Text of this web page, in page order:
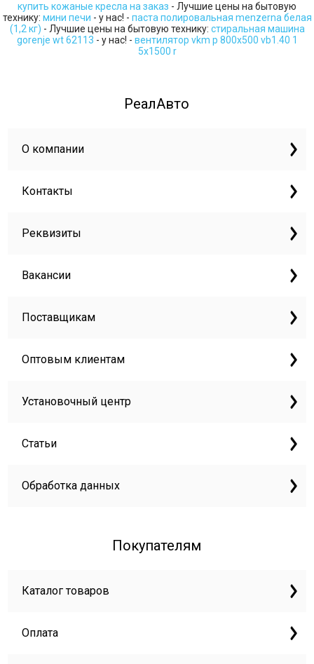
купить кожаные кресла на заказ - Лучшие цены на бытовую
технику: мини печи - у нас! - паста полировальная menzerna белая
(1,2 кг) - Лучшие цены на бытовую технику: стиральная машина
gorenje wt 62113 - у нас! - вентилятор vkm p 800х500 vb1.40 1
5x1500 r
РеалАвто
О компании
Контакты
Реквизиты
Вакансии
Поставщикам
Оптовым клиентам
Установочный центр
Статьи
Обработка данных
Покупателям
Каталог товаров
Оплата